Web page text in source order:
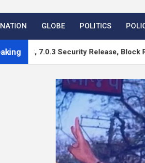
NATION GLOBE POLITICS
Security Release, Block Runner,